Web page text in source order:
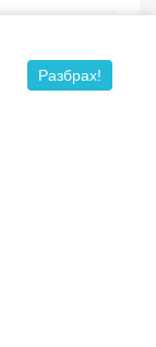
Разбрах!